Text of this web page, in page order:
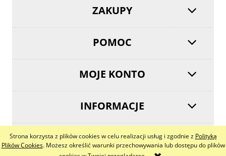
Strona korzysta z plików cookies w celu realizacji usług i zgodnie z Polityką
Plików Cookies. Możesz określić warunki przechowywania lub dostępu do plików
ZAKUPY
POMOC
MOJE KONTO
INFORMACJE
pokaż pełną wersję strony